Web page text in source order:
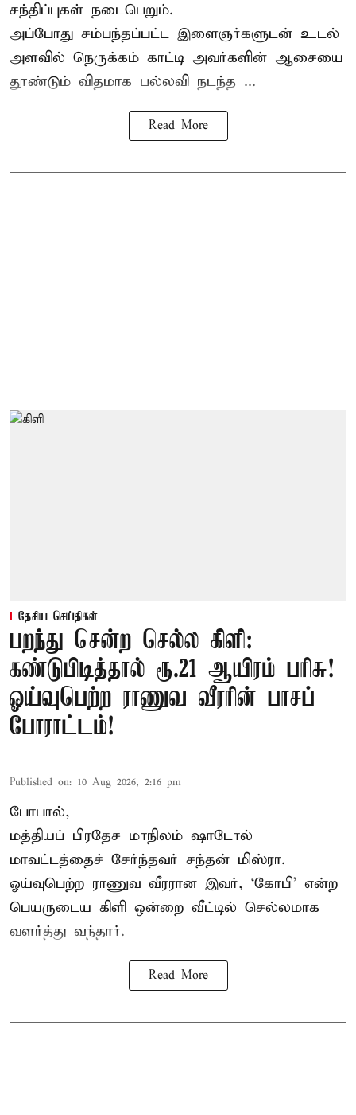
சந்திப்புகள் நடைபெறும்.
அப்போது சம்பந்தப்பட்ட இளைஞர்களுடன் உடல்
அளவில் நெருக்கம் காட்டி அவர்களின் ஆசையை
தூண்டும் விதமாக பல்லவி நடந்த ...
Read More
தேசிய செய்திகள்
பறந்து சென்ற செல்ல கிளி:
கண்டுபிடித்தால் ரூ.21 ஆயிரம் பரிசு!
ஓய்வுபெற்ற ராணுவ வீரரின் பாசப்
போராட்டம்!
Published on: 10 Aug 2026, 2:16 pm
போபால்,
மத்தியப் பிரதேச மாநிலம் ஷாடோல்
மாவட்டத்தைச் சேர்ந்தவர் சந்தன் மிஸ்ரா.
ஓய்வுபெற்ற ராணுவ வீரரான இவர், ‘கோபி’ என்ற
பெயருடைய கிளி ஒன்றை வீட்டில் செல்லமாக
வளர்த்து வந்தார்.
Read More